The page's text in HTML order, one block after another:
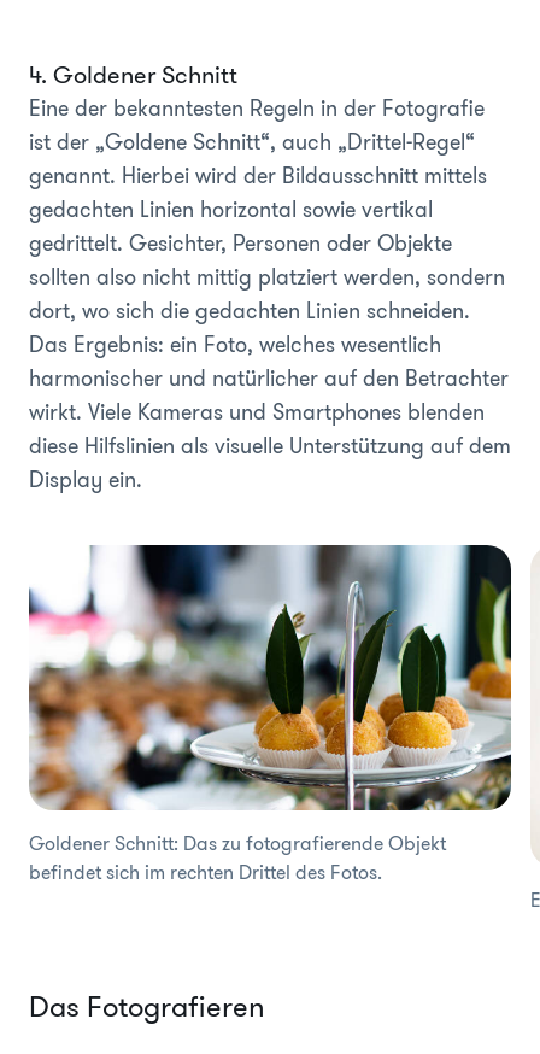
4. Goldener Schnitt
Eine der bekanntesten Regeln in der Fotografie
ist der „Goldene Schnitt“, auch „Drittel-Regel“
genannt. Hierbei wird der Bildausschnitt mittels
gedachten Linien horizontal sowie vertikal
gedrittelt. Gesichter, Personen oder Objekte
sollten also nicht mittig platziert werden, sondern
dort, wo sich die gedachten Linien schneiden.
Das Ergebnis: ein Foto, welches wesentlich
harmonischer und natürlicher auf den Betrachter
wirkt. Viele Kameras und Smartphones blenden
diese Hilfslinien als visuelle Unterstützung auf dem
Display ein.
Goldener Schnitt: Das zu fotografierende Objekt
befindet sich im rechten Drittel des Fotos.
Das Fotografieren